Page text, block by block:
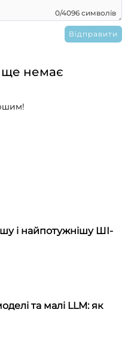
0/4096 символів
ще немає
і найпотужнішу ШІ-
та малі LLM: як